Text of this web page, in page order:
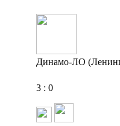
Динамо-ЛО
3 : 0